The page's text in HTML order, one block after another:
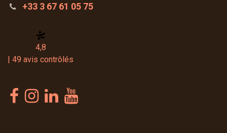
+33 3 67 61 05 75
4,8
| 49 avis contrôlés